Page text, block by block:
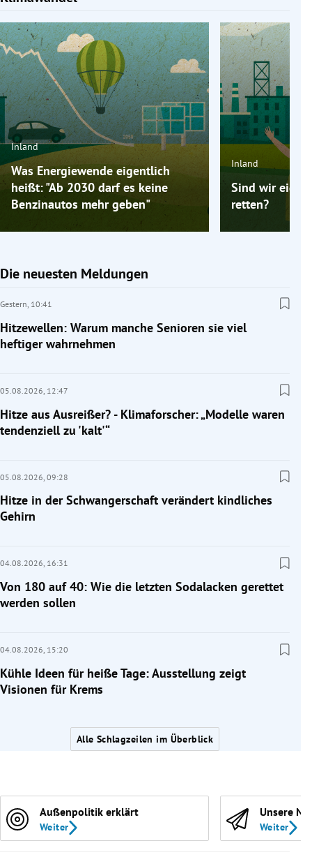
Inland
Was Energiewende eigentlich
heißt: "Ab 2030 darf es keine
Benzinautos mehr geben"
Inland
Sind wir
retten?
Die neuesten Meldungen
Gestern, 10:41
Hitzewellen: Warum manche Senioren sie viel
heftiger wahrnehmen
05.08.2026, 12:47
Hitze aus Ausreißer? - Klimaforscher: „Modelle waren
tendenziell zu 'kalt'“
05.08.2026, 09:28
Hitze in der Schwangerschaft verändert kindliches
Gehirn
04.08.2026, 16:31
Von 180 auf 40: Wie die letzten Sodalacken gerettet
werden sollen
04.08.2026, 15:20
Kühle Ideen für heiße Tage: Ausstellung zeigt
Visionen für Krems
Alle Schlagzeilen im Überblick
Außenpolitik erklärt
Weiter
Unsere
Weiter